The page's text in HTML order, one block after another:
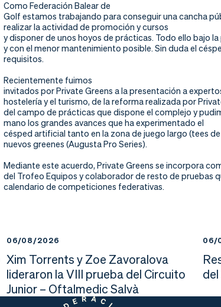
Como Federación Balear de
Golf estamos trabajando para conseguir una cancha
realizar la actividad de promoción y cursos
y disponer de unos hoyos de prácticas. Todo ello bajo
y con el menor mantenimiento posible. Sin duda el
requisitos.
Recientemente fuimos
invitados por Private Greens a lapresentación a
hostelería y el turismo, de la reforma realizada por
del campo de prácticas que dispone el complejo y
mano los grandes avances que ha experimentado el
césped artificial tanto en la zona de juego largo (tees
nuevos greenes (Augusta Pro Series).
Mediante este acuerdo, Private Greens se incorpora
del Trofeo Equipos y colaborador de resto de pruebas
calendario de competiciones federativas.
06/08/2026
Xim Torrents y Zoe Zavoralova
lideraron la VIII prueba del Circuito
Junior – Oftalmedic Salvà
06/